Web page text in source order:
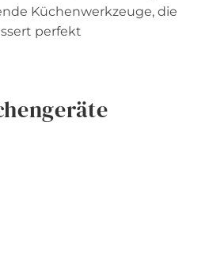
Küchenwerkzeuge, die
perfekt